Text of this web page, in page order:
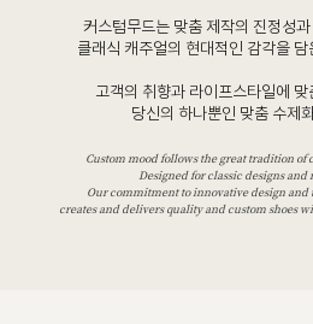
커스텀무드는 맞춤 제작의 진정성
클래식 캐주얼의 현대적인 감각을
고객의 취향과 라이프스타일에
당신의 하나뿐인 맞춤 수제
Custom mood follows the great tradition of
Designed for classic designs and
Our commitment to innovative design and
creates and delivers quality and custom shoes